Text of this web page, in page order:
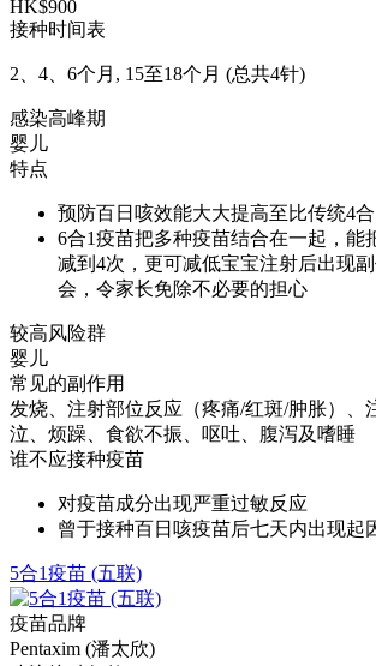
HK$900
接种时间表
2、4、6个月, 15至18个月 (总共4针)
感染高峰期
婴儿
特点
预防百日咳效能大大提高至比传统4
6合1疫苗把多种疫苗结合在一起，能
减到4次，更可减低宝宝注射后出现
会，令家长免除不必要的担心
较高风险群
婴儿
常见的副作用
发烧、注射部位反应（疼痛/红斑/肿胀）、
泣、烦躁、食欲不振、呕吐、腹泻及嗜睡
谁不应接种疫苗
对疫苗成分出现严重过敏反应
曾于接种百日咳疫苗后七天内出现起
5合1疫苗 (五联)
疫苗品牌
Pentaxim (潘太欣)